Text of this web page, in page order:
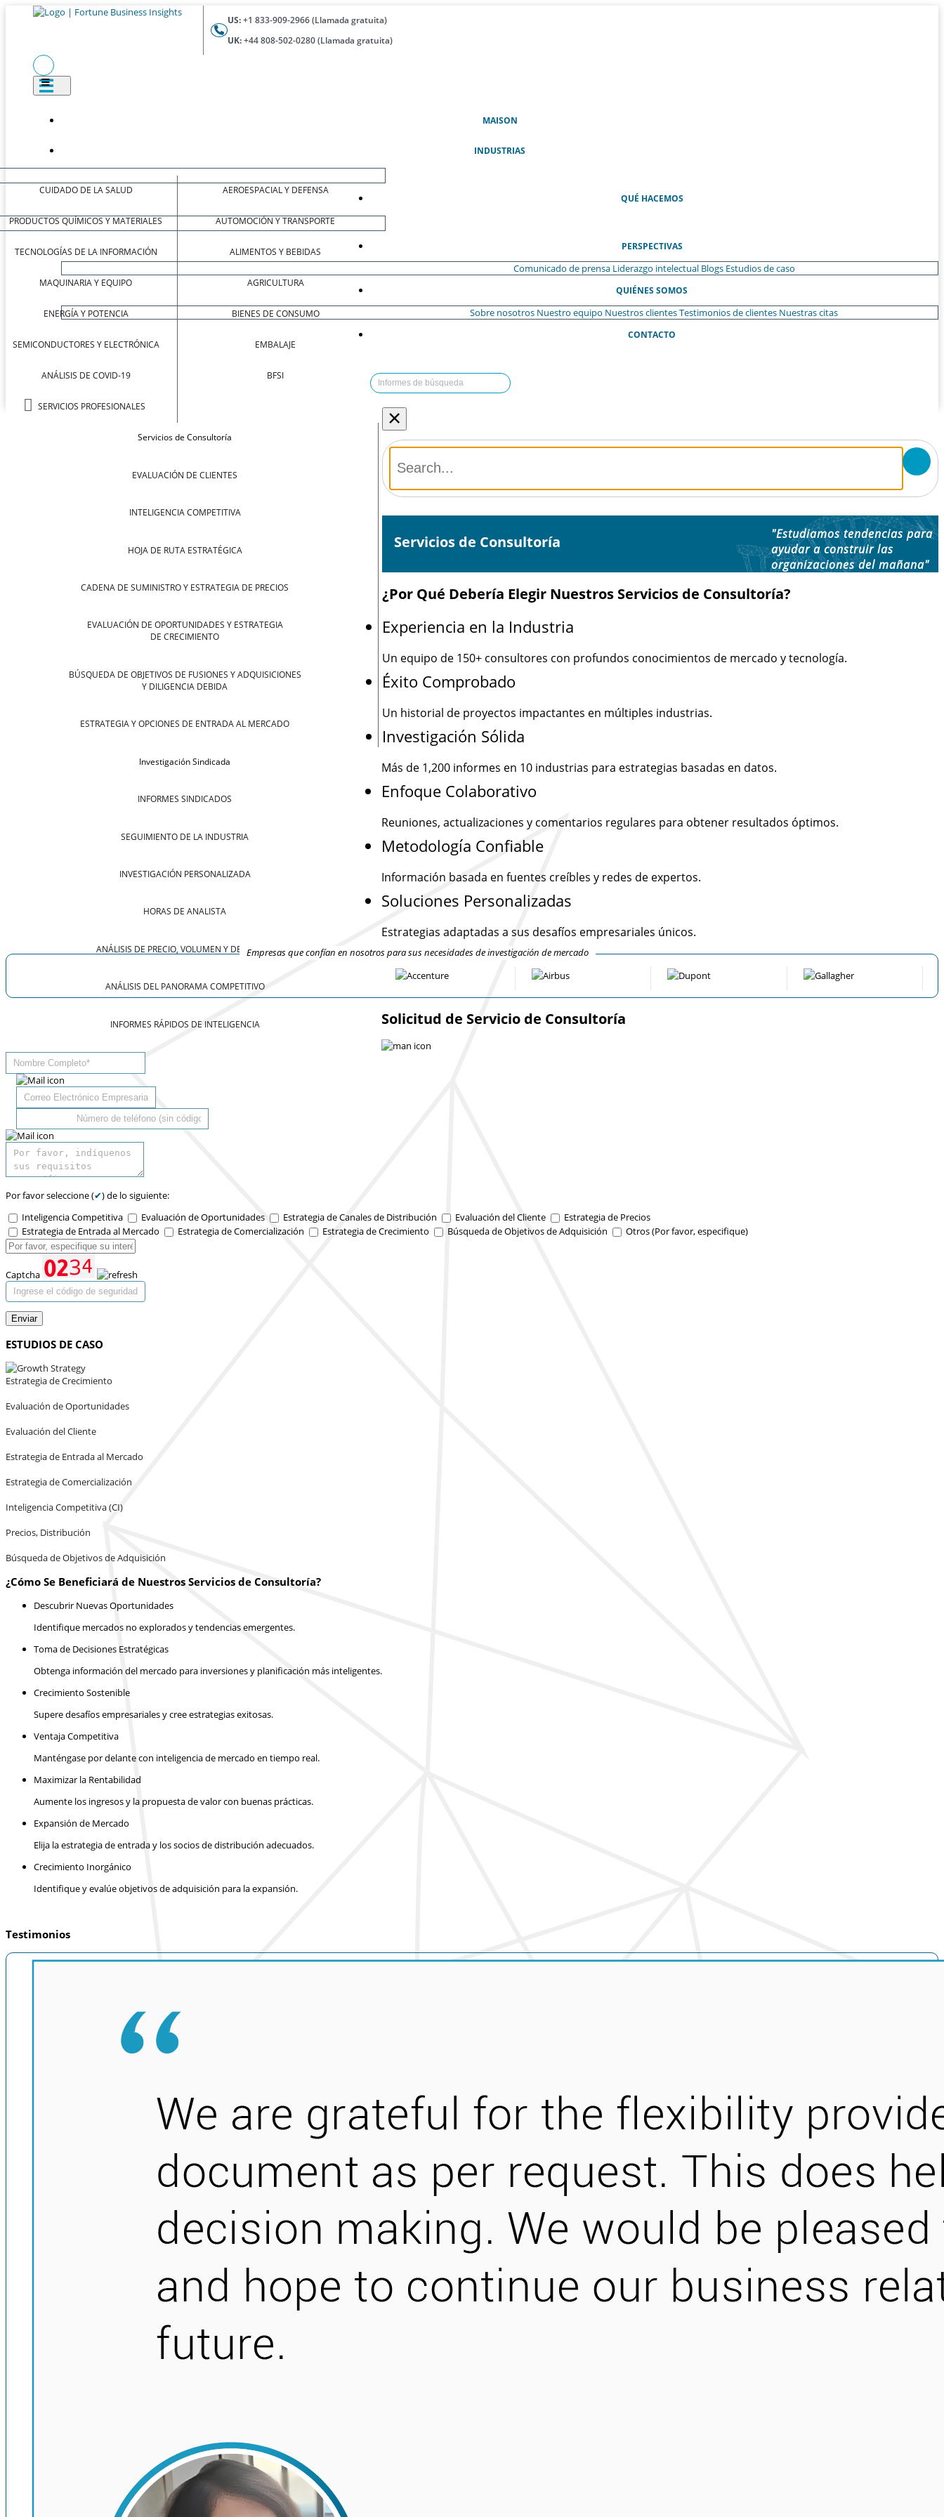
US:+1 833-909-2966 (Llamada gratuita)
UK:+44 808-502-0280 (Llamada gratuita)
MAISON(ACTUAL)
INDUSTRIAS
CUIDADO DE LA SALUD
PRODUCTOS QUÍMICOS Y MATERIALES
TECNOLOGÍAS DE LA INFORMACIÓN
MAQUINARIA Y EQUIPO
ENERGÍA Y POTENCIA
SEMICONDUCTORES Y ELECTRÓNICA
ANÁLISIS DE COVID-19
SERVICIOS PROFESIONALES
AEROESPACIAL Y DEFENSA
AUTOMOCIÓN Y TRANSPORTE
ALIMENTOS Y BEBIDAS
AGRICULTURA
BIENES DE CONSUMO
EMBALAJE
BFSI
QUÉ HACEMOS
Servicios de Consultoría
EVALUACIÓN DE CLIENTES
INTELIGENCIA COMPETITIVA
HOJA DE RUTA ESTRATÉGICA
CADENA DE SUMINISTRO Y ESTRATEGIA DE PRECIOS
EVALUACIÓN DE OPORTUNIDADES Y ESTRATEGIA
DE CRECIMIENTO
BÚSQUEDA DE OBJETIVOS DE FUSIONES Y ADQUISICIONES
Y DILIGENCIA DEBIDA
ESTRATEGIA Y OPCIONES DE ENTRADA AL MERCADO
Investigación Sindicada
INFORMES SINDICADOS
SEGUIMIENTO DE LA INDUSTRIA
INVESTIGACIÓN PERSONALIZADA
HORAS DE ANALISTA
ANÁLISIS DE PRECIO, VOLUMEN Y DEMANDA
ANÁLISIS DEL PANORAMA COMPETITIVO
INFORMES RÁPIDOS DE INTELIGENCIA
PERSPECTIVAS
Comunicado de prensa Liderazgo intelectual Blogs Estudios de caso
QUIÉNES SOMOS
Sobre nosotros Nuestro equipo Nuestros clientesTestimonios de clientes Nuestras citas
CONTACTO
×
Servicios de Consultoría
"Estudiamos tendencias para
ayudar a construir las
organizaciones del mañana"
¿Por Qué Debería Elegir Nuestros Servicios de Consultoría?
Experiencia en la Industria
Un equipo de 150+ consultores con profundos conocimientos de mercado y tecnología.
Éxito Comprobado
Un historial de proyectos impactantes en múltiples industrias.
Investigación Sólida
Más de 1,200 informes en 10 industrias para estrategias basadas en datos.
Enfoque Colaborativo
Reuniones, actualizaciones y comentarios regulares para obtener resultados óptimos.
Metodología Confiable
Información basada en fuentes creíbles y redes de expertos.
Soluciones Personalizadas
Estrategias adaptadas a sus desafíos empresariales únicos.
Empresas que confían en nosotros para sus necesidades de investigación de mercado
Solicitud de Servicio de Consultoría
Por favor seleccione (✔) de lo siguiente:
Inteligencia Competitiva
Evaluación de Oportunidades Estrategia de Canales de Distribución Evaluación del Cliente
Estrategia de Precios
Estrategia de Entrada al Mercado
Estrategia de Comercialización Estrategia de Crecimiento Búsqueda de Objetivos de Adquisición Otros (Por favor, especifique)
Captcha
Enviar
ESTUDIOS DE CASO
Estrategia de Crecimiento
Evaluación de Oportunidades
Evaluación del Cliente
Estrategia de Entrada al Mercado
Estrategia de Comercialización
Inteligencia Competitiva (CI)
Precios, Distribución
Búsqueda de Objetivos de Adquisición
¿Cómo Se Beneficiará de Nuestros Servicios de Consultoría?
Descubrir Nuevas Oportunidades
Identifique mercados no explorados y tendencias emergentes.
Toma de Decisiones Estratégicas
Obtenga información del mercado para inversiones y planificación más inteligentes.
Crecimiento Sostenible
Supere desafíos empresariales y cree estrategias exitosas.
Ventaja Competitiva
Manténgase por delante con inteligencia de mercado en tiempo real.
Maximizar la Rentabilidad
Aumente los ingresos y la propuesta de valor con buenas prácticas.
Expansión de Mercado
Elija la estrategia de entrada y los socios de distribución adecuados.
Crecimiento Inorgánico
Identifique y evalúe objetivos de adquisición para la expansión.
Testimonios